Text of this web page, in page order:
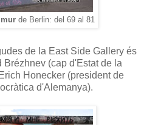
de Berlin: del 69 al 81
de la East Side Gallery és
Brézhnev (cap d'Estat de la
Honecker (president de
d'Alemanya).